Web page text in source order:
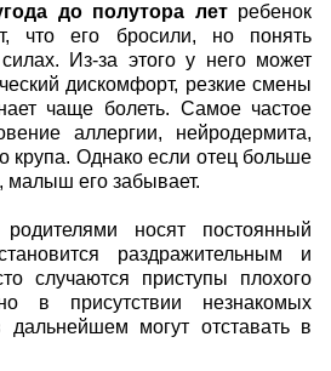
до полутора летребенок
что его бросили, но понять
Из-за этого у него может
дискомфорт, резкие смены
чаще болеть. Самое частое
аллергии, нейродермита,
крупа. Однако если отец больше
малыш его забывает.
носят постоянный
раздражительным и
случаются приступы плохого
в присутствии незнакомых
могут отставать в